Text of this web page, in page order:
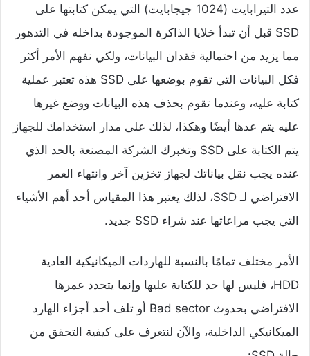
عدد التيرابايت (1024 جيجابايت) التي يمكن كتابتها على
SSD قبل أن تبدأ خلايا الذاكرة الموجودة بداخله في التدهور
مما يزيد من احتمالية فقدان البيانات، ولكي نفهم الأمر أكثر
فكل البيانات التي تقوم بوضعها على SSD هذه تعتبر عملية
كتابة عليه، وعندما تقوم بحذف هذه البيانات ووضع غيرها
عليه يتم عدها أيضًا وهكذا، لذلك على مدار استخدامك للجهاز
يتم الكتابة على SSD وتخبرك الشركة المصنعة بالحد الذي
عنده يجب نقل بياناتك لجهاز تخزين آخر وانتهاء العمر
الافتراضي لـ SSD، لذلك يعتبر هذا المقياس أحد أهم الأشياء
التي يجب مراعاتها عند شراء SSD جديد.
الأمر مختلف تمامًا بالنسبة للهاردات الميكانيكية العادية
HDD، فليس لها حد للكتابة عليها وإنما يتحدد عمرها
الافتراضي بحدوث
Bad sector أو تلف أحد أجزاء الهارد
الميكانيكي الداخلية، والآن لنتعرف على كيفية التحقق من